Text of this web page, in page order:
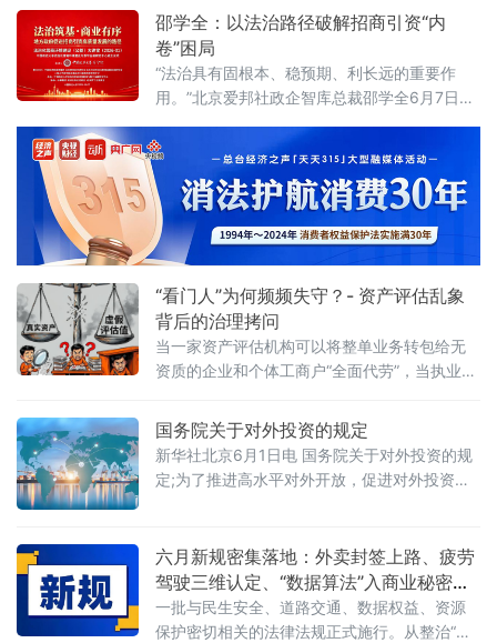
环境，还是在异化为另一种权力寻租？上海大
学法学院企业法治与创新发展研究中心主任何
忠成6月7日在中国政法大学法治化营商环境建
设与数字金融研究中心揭牌仪式既同期举办
的“法治筑基、商业有序——地方政府促进招商
引资和高质量发展路径”法治化营商环境建设
（公益）大
邵学全：以法治路径破解招商引资“内
卷”困局
“法治具有固根本、稳预期、利长远的重要作
用。”北京爱邦社政企智库总裁邵学全6月7日在
研究中心揭牌仪式既同期举办的“法治筑基、商
业有序——地方政府促进招商引资和高质量发
展路径”法治化营商环境建设（公益）大讲堂
2026首期活动上发表书面发言，为地方政府招
商引资高质量发展提出五条法治路径。他指
出，推动高质量发展离不开法治的支撑和保
障，地方政
“看门人”为何频频失守？- 资产评估乱象
背后的治理拷问
当一家资产评估机构可以将整单业务转包给无
资质的企业和个体工商户“全面代劳”，当执业人
重要评估参数可以随意调整、评估依据可以凭
空缺失——这张资本市场“看门人”的名片，还剩
下几分信度？上述场景并非危言耸听。近日，
财政部公布的2025年度资产评估行业联合检查
评估机构、12名
国务院关于对外投资的规定
新华社北京6月1日电 国务院关于对外投资的规
定;为了推进高水平对外开放，促进对外投资高
全、发展利益，根据《中华人民共和国对外关
系法》、《中华人民共和国对外贸易法》等法
律，制定本规定。第二条&emsp;中华人民共和
国境内（以下简称中国境内）投资者对外投
六月新规密集落地：外卖封签上路、疲劳
驾驶三维认定、“数据算法”入商业秘密保
护范围
一批与民生安全、道路交通、数据权益、资源
保护密切相关的法律法规正式施行。从整治“幽